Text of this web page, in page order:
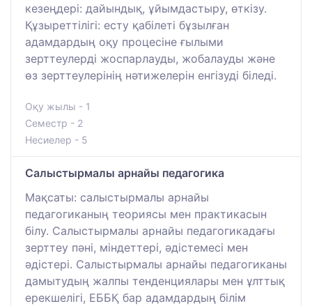
кезеңдері: дайындық, ұйымдастыру, өткізу.
Құзыреттілігі: есту қабілеті бұзылған
адамдардың оқу процесіне ғылыми
зерттеулерді жоспарлауды, жобалауды және
өз зерттеулерінің нәтижелерін енгізуді біледі.
Оқу жылы - 1
Семестр - 2
Несиелер - 5
Салыстырмалы арнайы педагогика
Мақсаты: салыстырмалы арнайы
педагогиканың теориясы мен практикасын
білу. Салыстырмалы арнайы педагогикадағы
зерттеу пәні, міндеттері, әдістемесі мен
әдістері. Салыстырмалы арнайы педагогиканы
дамытудың жалпы тенденциялары мен ұлттық
ерекшелігі, ЕББҚ бар адамдардың білім